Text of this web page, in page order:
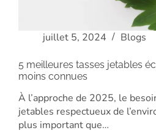
juillet 5, 2024 Blogs
5 meilleures tasses jetables
moins connues
À l’approche de 2025, le
jetables respectueux de
plus important que…